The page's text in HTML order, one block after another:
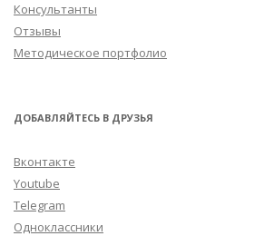
Консультанты
Отзывы
Методическое портфолио
ДОБАВЛЯЙТЕСЬ В ДРУЗЬЯ
Вконтакте
Youtube
Telegram
Одноклассники